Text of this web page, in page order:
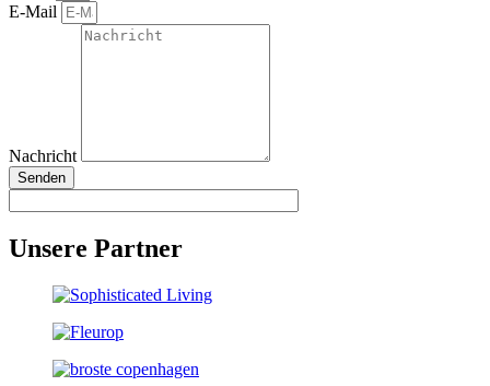
E-Mail
Nachricht
Senden
Unsere Partner